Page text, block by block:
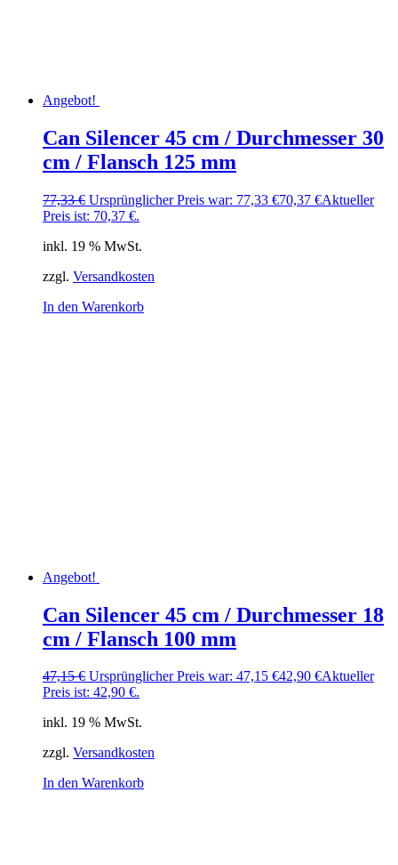
Angebot!
Can Silencer 45 cm / Durchmesser 30
cm / Flansch 125 mm
77,33€ Ursprünglicher Preis war: 77,33 €70,37 €Aktueller
Preis ist: 70,37 €.
inkl. 19 % MwSt.
zzgl. Versandkosten
In den Warenkorb
Angebot!
Can Silencer 45 cm / Durchmesser 18
cm / Flansch 100 mm
47,15€ Ursprünglicher Preis war: 47,15 €42,90 €Aktueller
Preis ist: 42,90 €.
inkl. 19 % MwSt.
zzgl. Versandkosten
In den Warenkorb